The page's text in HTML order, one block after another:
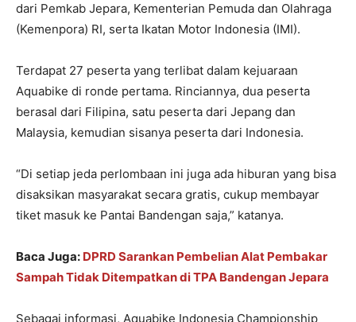
dari Pemkab Jepara, Kementerian Pemuda dan Olahraga
(Kemenpora) RI, serta Ikatan Motor Indonesia (IMI).
Terdapat 27 peserta yang terlibat dalam kejuaraan
Aquabike di ronde pertama. Rinciannya, dua peserta
berasal dari Filipina, satu peserta dari Jepang dan
Malaysia, kemudian sisanya peserta dari Indonesia.
“Di setiap jeda perlombaan ini juga ada hiburan yang bisa
disaksikan masyarakat secara gratis, cukup membayar
tiket masuk ke Pantai Bandengan saja,” katanya.
Baca Juga: DPRD Sarankan Pembelian Alat Pembakar
Sampah Tidak Ditempatkan di TPA Bandengan Jepara
Sebagai informasi, Aquabike Indonesia Championship